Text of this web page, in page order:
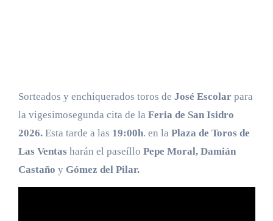
Sorteados y enchiquerados toros de José Escolar para
la vigesimosegunda cita de la Feria de San Isidro
2026. Esta tarde a las 19:00h. en la Plaza de Toros de
Las Ventas harán el paseíllo Pepe Moral, Damián
Castaño yGómez del Pilar.